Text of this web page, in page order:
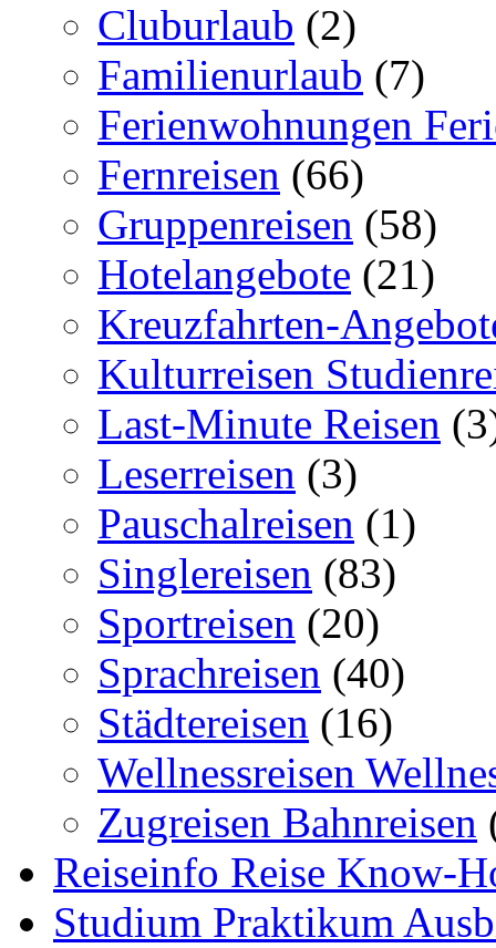
Cluburlaub (2)
Familienurlaub (7)
Ferienwohnungen
Fernreisen (66)
Gruppenreisen (58)
Hotelangebote (21)
Kreuzfahrten-
Kulturreisen
Last-Minute Reisen
Leserreisen (3)
Pauschalreisen (1)
Singlereisen (83)
Sportreisen (20)
Sprachreisen (40)
Städtereisen (16)
Wellnessreisen
Zugreisen Bahnreisen
Reiseinfo Reise Know-
Studium Praktikum